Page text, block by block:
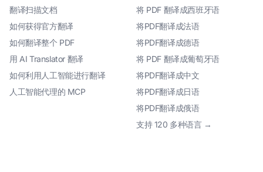
翻译扫描文档
如何获得官方翻译
如何翻译整个 PDF
用 AI Translator 翻译
如何利用人工智能进行翻译
人工智能代理的 MCP
将 PDF 翻译成西班牙语
将PDF翻译成法语
将PDF翻译成德语
将 PDF 翻译成葡萄牙语
将PDF翻译成中文
将PDF翻译成日语
将PDF翻译成俄语
支持 120 多种语言 →